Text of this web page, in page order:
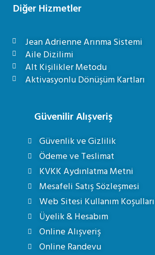
Diğer Hizmetler
Jean Adrienne Arınma Sistemi
Aile Dizilimi
Alt Kişilikler Metodu
Aktivasyonlu Dönüşüm Kartları
Güvenilir Alışveriş
Güvenlik ve Gizlilik
Ödeme ve Teslimat
KVKK Aydınlatma Metni
Mesafeli Satış Sözleşmesi
Web Sitesi Kullanım Koşulları
Üyelik & Hesabım
Online Alışveriş
Online Randevu